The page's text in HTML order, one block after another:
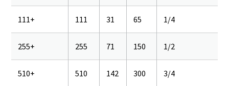
111+ 111 31 65 1/4
255+ 255 71 150 1/2
510+ 510 142 300 3/4